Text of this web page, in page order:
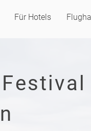
Für Hotels